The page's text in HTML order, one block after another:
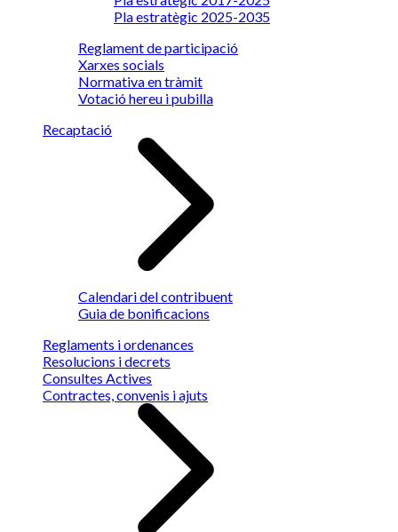
Pla estratègic 2025-2035
Reglament de participació
Xarxes socials
Normativa en tràmit
Votació hereu i pubilla
Recaptació
Calendari del contribuent
Guia de bonificacions
Reglaments i ordenances
Resolucions i decrets
Consultes Actives
Contractes, convenis i ajuts